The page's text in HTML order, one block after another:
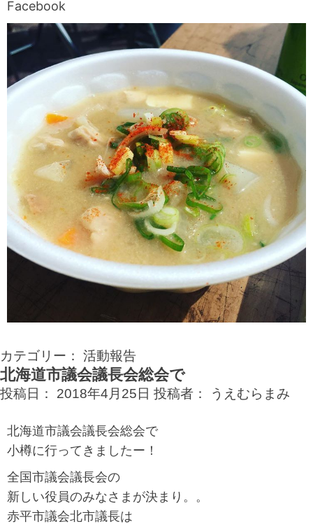
Facebook
カテゴリー： 活動報告
北海道市議会議長会総会で
投稿日： 2018年4月25日 投稿者： うえむらまみ
北海道市議会議長会総会で
小樽に行ってきましたー！
全国市議会議長会の
新しい役員のみなさまが決まり。。
赤平市議会北市議長は